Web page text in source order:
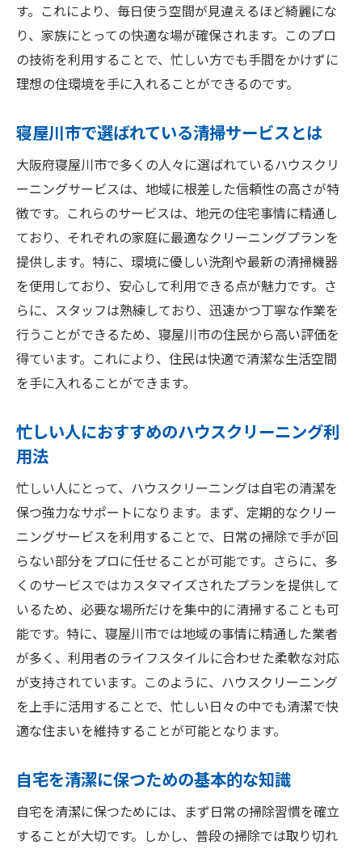
す。これにより、毎日使う空間が見違えるほど綺麗にな
り、家族にとっての快適な場が確保されます。このプロ
の技術を利用することで、忙しい方でも手間をかけずに
理想の住環境を手に入れることができるのです。
寝屋川市で選ばれている清掃サービスとは
大阪府寝屋川市で多くの人々に選ばれているハウスクリ
ーニングサービスは、地域に根差した信頼性の高さが特
徴です。これらのサービスは、地元の住宅事情に精通し
ており、それぞれの家庭に最適なクリーニングプランを
提供します。特に、環境に優しい洗剤や最新の清掃機器
を使用しており、安心して利用できる点が魅力です。さ
らに、スタッフは熟練しており、迅速かつ丁寧な作業を
行うことができるため、寝屋川市の住民から高い評価を
得ています。これにより、住民は快適で清潔な生活空間
を手に入れることができます。
忙しい人におすすめのハウスクリーニング利
用法
忙しい人にとって、ハウスクリーニングは自宅の清潔を
保つ強力なサポートになります。まず、定期的なクリー
ニングサービスを利用することで、日常の掃除で手が回
らない部分をプロに任せることが可能です。さらに、多
くのサービスではカスタマイズされたプランを提供して
いるため、必要な場所だけを集中的に清掃することも可
能です。特に、寝屋川市では地域の事情に精通した業者
が多く、利用者のライフスタイルに合わせた柔軟な対応
が支持されています。このように、ハウスクリーニング
を上手に活用することで、忙しい日々の中でも清潔で快
適な住まいを維持することが可能となります。
自宅を清潔に保つための基本的な知識
自宅を清潔に保つためには、まず日常の掃除習慣を確立
することが大切です。しかし、普段の掃除では取り切れ